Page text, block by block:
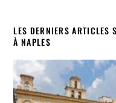
LES DERNIERS ARTICLES
À NAPLES